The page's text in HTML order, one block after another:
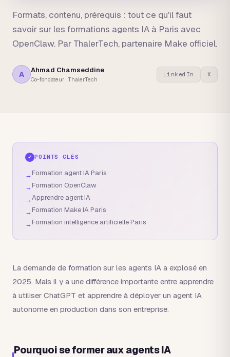
Formats, contenu, prérequis : tout ce qu'il faut
savoir sur les formations agents IA à Paris avec
OpenClaw. Par ThalerTech, partenaire Make officiel.
A Ahmad Chamseddine
Co-fondateur · ThalerTech
LinkedIn X
✓ POINTS CLÉS
→Formation agent IA Paris
→Formation OpenClaw
→Apprendre agent IA
→Formation Make IA Paris
→Formation intelligence artificielle Paris
La demande de formation sur les agents IA a explosé en
2025. Mais il y a une différence importante entre apprendre
à utiliser ChatGPT et apprendre à déployer un agent IA
autonome en production dans son entreprise.
Pourquoi se former aux agents IA